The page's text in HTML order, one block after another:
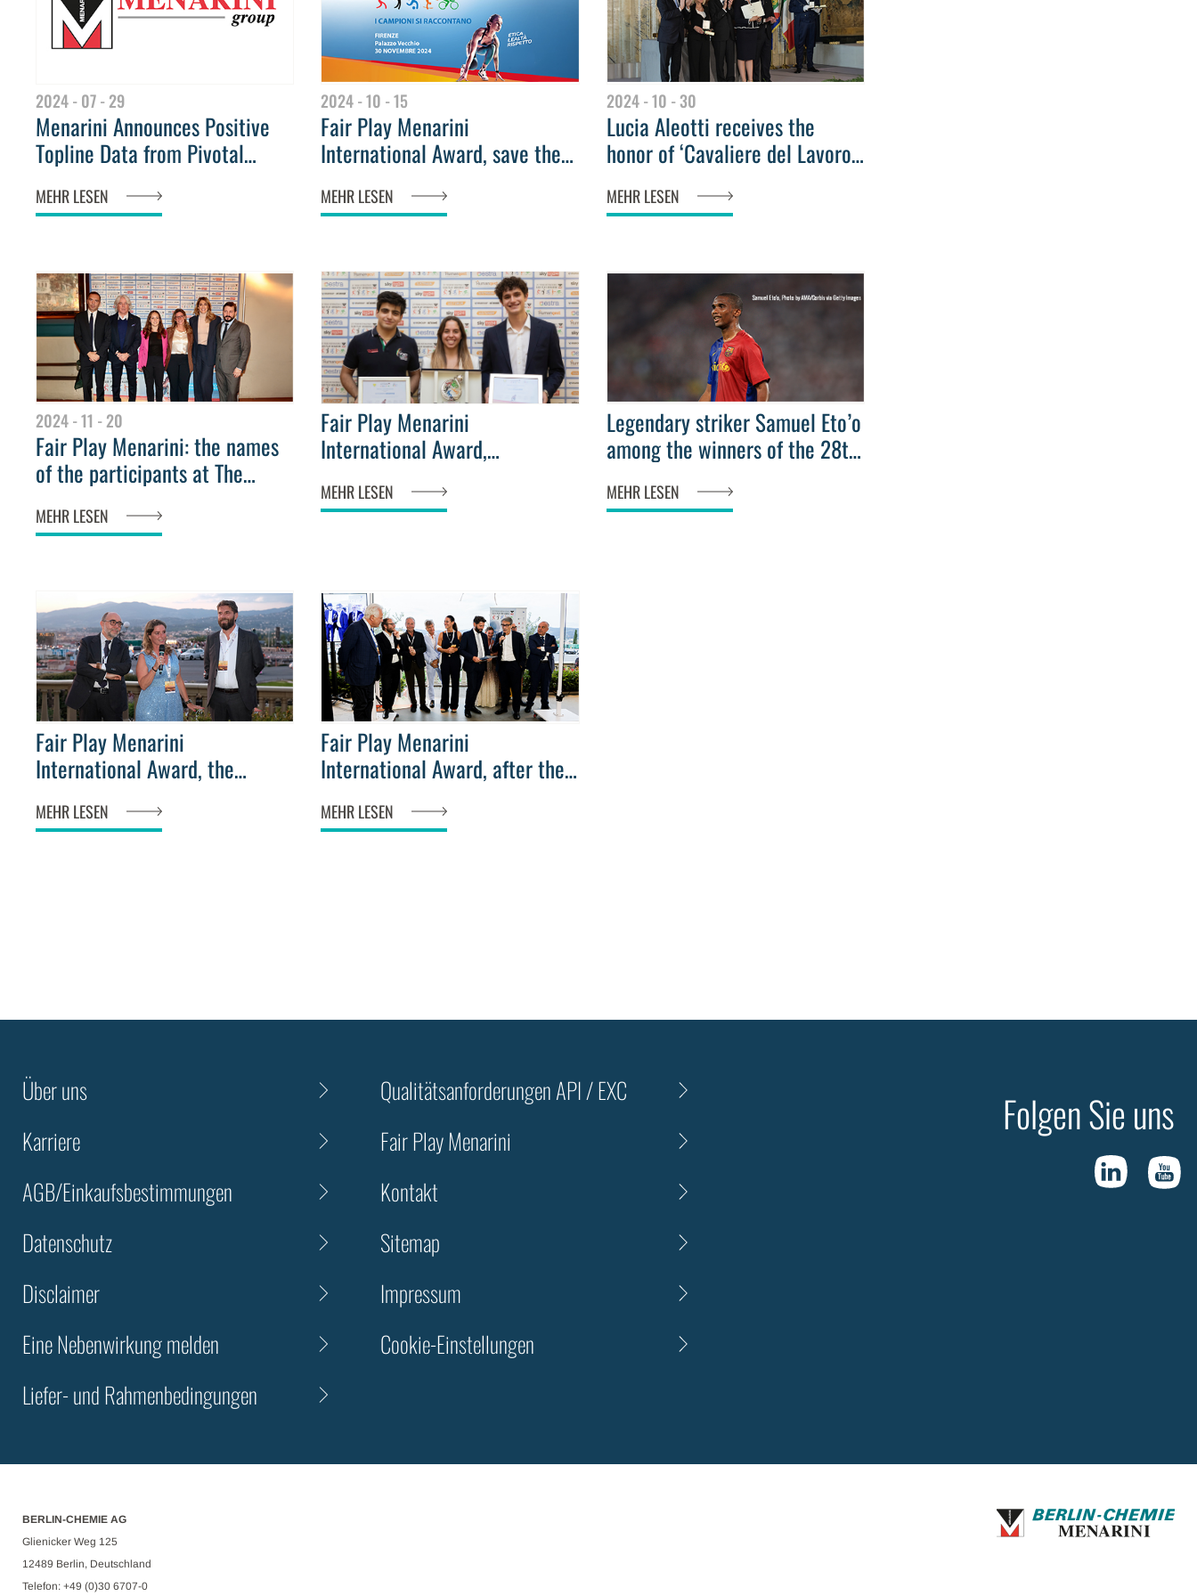
2024 - 07 - 29
Menarini Announces Positive
Topline Data from Pivotal
Trial Evaluating Efficacy, Safety
Familial
MEHR LESEN
2024 - 10 - 15
Fair Play Menarini
International Award, save the
Champions Tell Their Stories
MEHR LESEN
2024 - 10 - 30
Lucia Aleotti receives the
honor of ‘Cavaliere del Lavoro’
Italian Republic Sergio
MEHR LESEN
2024 - 11 - 20
Fair Play Menarini: the names
of the participants at The
talk show are revealed
MEHR LESEN
Fair Play Menarini
International Award,
Fiamme Gialle "Study and
MEHR LESEN
Legendary striker Samuel Eto’o
among the winners of the 28th
Menarini International Award
MEHR LESEN
Fair Play Menarini
International Award, the
edition begin
MEHR LESEN
Fair Play Menarini
International Award, after the
awards ceremony
MEHR LESEN
Über uns
Karriere
AGB/Einkaufsbestimmungen
Datenschutz
Disclaimer
Eine Nebenwirkung melden
Liefer- und Rahmenbedingungen
Qualitätsanforderungen API / EXC
Fair Play Menarini
Kontakt
Sitemap
Impressum
Cookie-Einstellungen
Folgen Sie uns
BERLIN-CHEMIE AG
Glienicker Weg 125
12489 Berlin, Deutschland
Telefon: +49 (0)30 6707-0